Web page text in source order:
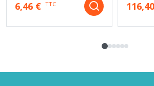
6,46 € TTC